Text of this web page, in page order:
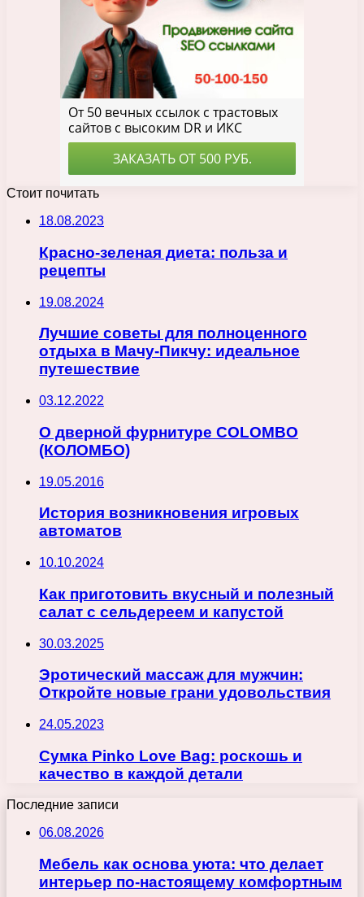
Стоит почитать
18.08.2023
Красно-зеленая диета: польза и
рецепты
19.08.2024
Лучшие советы для полноценного
отдыха в Мачу-Пикчу: идеальное
путешествие
03.12.2022
О дверной фурнитуре COLOMBO
(КОЛОМБО)
19.05.2016
История возникновения игровых
автоматов
10.10.2024
Как приготовить вкусный и полезный
салат с сельдереем и капустой
30.03.2025
Эротический массаж для мужчин:
Откройте новые грани удовольствия
24.05.2023
Сумка Pinko Love Bag: роскошь и
качество в каждой детали
Последние записи
06.08.2026
Мебель как основа уюта: что делает
интерьер по-настоящему комфортным